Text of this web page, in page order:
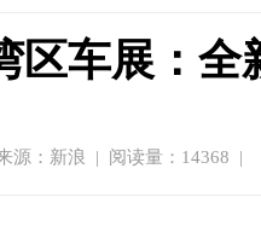
区车展：
源：新浪 | 阅读量：14368 |